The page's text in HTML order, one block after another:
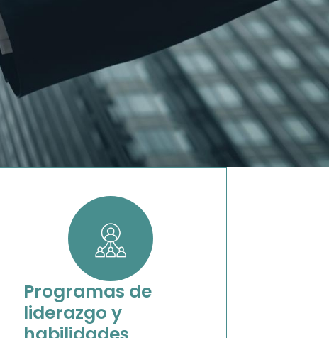
Programas de
liderazgo y